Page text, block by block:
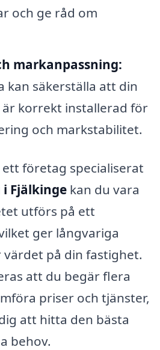
och ge råd om
markanpassning:
kan säkerställa att din
korrekt installerad för
och markstabilitet.
företag specialiserat
Fjälkinge kan du vara
utförs på ett
ger långvariga
på din fastighet.
att du begär flera
priser och tjänster,
att hitta den bästa
behov.